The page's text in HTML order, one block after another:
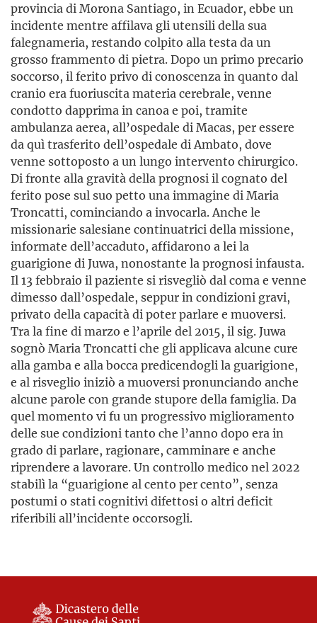
provincia di Morona Santiago, in Ecuador, ebbe un
incidente mentre affilava gli utensili della sua
falegnameria, restando colpito alla testa da un
grosso frammento di pietra. Dopo un primo precario
soccorso, il ferito privo di conoscenza in quanto dal
cranio era fuoriuscita materia cerebrale, venne
condotto dapprima in canoa e poi, tramite
ambulanza aerea, all’ospedale di Macas, per essere
da quì trasferito dell’ospedale di Ambato, dove
venne sottoposto a un lungo intervento chirurgico.
Di fronte alla gravità della prognosi il cognato del
ferito pose sul suo petto una immagine di Maria
Troncatti, cominciando a invocarla. Anche le
missionarie salesiane continuatrici della missione,
informate dell’accaduto, affidarono a lei la
guarigione di Juwa, nonostante la prognosi infausta.
Il 13 febbraio il paziente si risvegliò dal coma e venne
dimesso dall’ospedale, seppur in condizioni gravi,
privato della capacità di poter parlare e muoversi.
Tra la fine di marzo e l’aprile del 2015, il sig. Juwa
sognò Maria Troncatti che gli applicava alcune cure
alla gamba e alla bocca predicendogli la guarigione,
e al risveglio iniziò a muoversi pronunciando anche
alcune parole con grande stupore della famiglia. Da
quel momento vi fu un progressivo miglioramento
delle sue condizioni tanto che l’anno dopo era in
grado di parlare, ragionare, camminare e anche
riprendere a lavorare. Un controllo medico nel 2022
stabilì la “guarigione al cento per cento”, senza
postumi o stati cognitivi difettosi o altri deficit
riferibili all’incidente occorsogli.